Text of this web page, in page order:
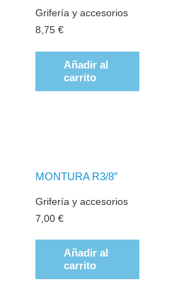
Grifería y accesorios
8,75 €
Añadir al
carrito
MONTURA R3/8″
Grifería y accesorios
7,00 €
Añadir al
carrito